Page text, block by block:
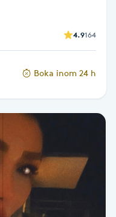
4.9164
Boka inom 24 h